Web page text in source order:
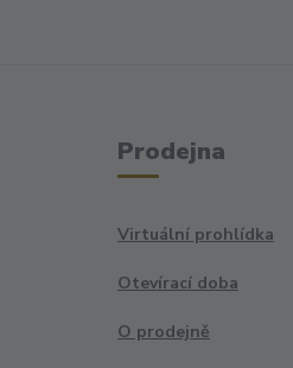
Prodejna
Virtuální prohlídka
Otevírací doba
O prodejně